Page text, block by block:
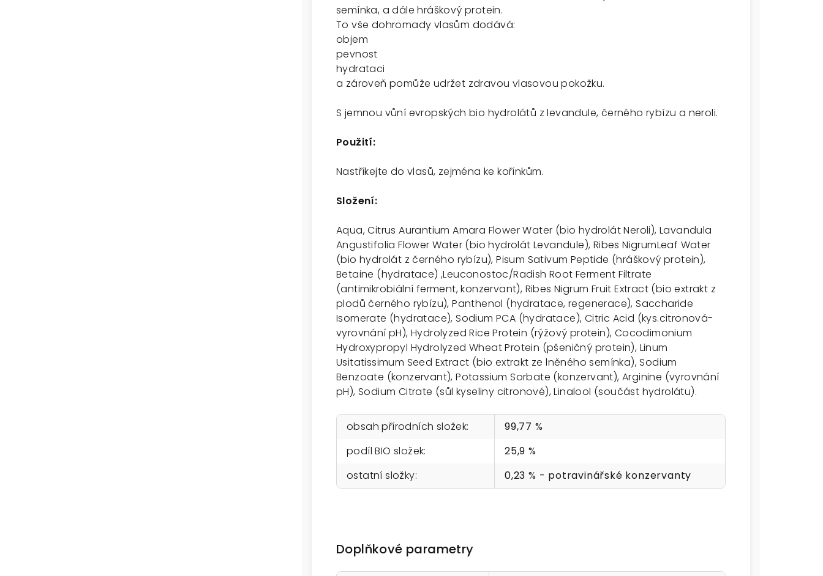
semínka, a dále hráškový protein.
To vše dohromady vlasům dodává:
objem
pevnost
hydrataci
a zároveň pomůže udržet zdravou vlasovou pokožku.
S jemnou vůní evropských bio hydrolátů z levandule, černého rybízu a neroli.
Použití:
Nastříkejte do vlasů, zejména ke kořínkům.
Složení:
Aqua, Citrus Aurantium Amara Flower Water (bio hydrolát Neroli), Lavandula
Angustifolia Flower Water (bio hydrolát Levandule), Ribes NigrumLeaf Water
(bio hydrolát z černého rybízu), Pisum Sativum Peptide (hráškový protein),
Betaine (hydratace) ,Leuconostoc/Radish Root Ferment Filtrate
(antimikrobiální ferment, konzervant), Ribes Nigrum Fruit Extract (bio extrakt z
plodů černého rybízu), Panthenol (hydratace, regenerace), Saccharide
Isomerate (hydratace), Sodium PCA (hydratace), Citric Acid (kys.citronová-
vyrovnání pH), Hydrolyzed Rice Protein (rýžový protein), Cocodimonium
Hydroxypropyl Hydrolyzed Wheat Protein (pšeničný protein), Linum
Usitatissimum Seed Extract (bio extrakt ze lněného semínka), Sodium
Benzoate (konzervant), Potassium Sorbate (konzervant), Arginine (vyrovnání
pH), Sodium Citrate (sůl kyseliny citronové), Linalool (součást hydrolátu).
obsah přírodních složek:
99,77 %
podíl BIO složek:
25,9 %
ostatní složky: 0,23 % - potravinářské konzervanty
Doplňkové parametry